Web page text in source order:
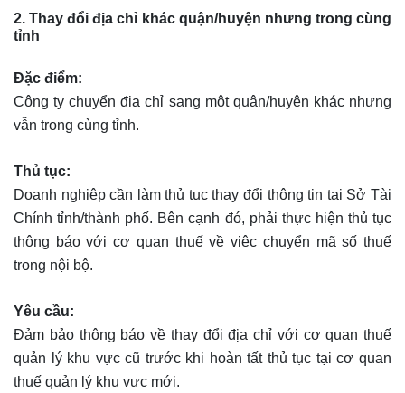
2. Thay đổi địa chỉ khác quận/huyện nhưng trong cùng
tỉnh
Đặc điểm:
Công ty chuyển địa chỉ sang một quận/huyện khác nhưng
vẫn trong cùng tỉnh.
Thủ tục:
Doanh nghiệp cần làm thủ tục thay đổi thông tin tại Sở Tài
Chính tỉnh/thành phố. Bên cạnh đó, phải thực hiện thủ tục
thông báo với cơ quan thuế về việc chuyển mã số thuế
trong nội bộ.
Yêu cầu:
Đảm bảo thông báo về thay đổi địa chỉ với cơ quan thuế
quản lý khu vực cũ trước khi hoàn tất thủ tục tại cơ quan
thuế quản lý khu vực mới.